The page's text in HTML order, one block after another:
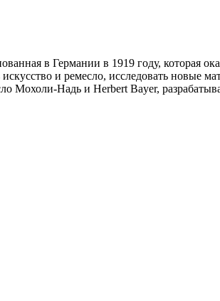
в Германии в 1919 году, которая
искусство и ремесло, исследовать
Мохоли-Надь и Herbert Bayer,